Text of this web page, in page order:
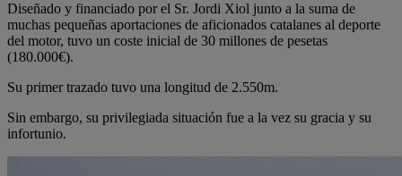
Diseñado y financiado por el Sr. Jordi Xiol junto a la suma de
muchas pequeñas aportaciones de aficionados catalanes al deporte
del motor, tuvo un coste inicial de 30 millones de pesetas
(180.000€).
Su primer trazado tuvo una longitud de 2.550m.
Sin embargo, su privilegiada situación fue a la vez su gracia y su
infortunio.